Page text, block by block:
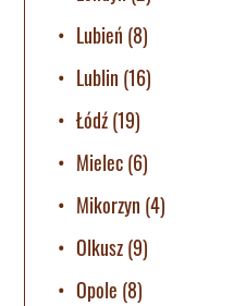
Lubień (8)
Lublin (16)
Łódź(19)
Mielec(6)
Mikorzyn (4)
Olkusz(9)
Opole (8)